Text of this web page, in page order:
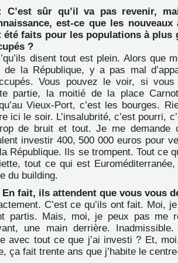
C’est sûr qu’il va pas revenir,
est-ce que les nouveaux
été faits pour les populations à plus
?
disent tout est plein. Alors que
de la République, y a pas mal
Vous pouvez le voir, si
partie, la moitié de la place
Vieux-Port, c’est les bourges.
ici le soir. L’insalubrité, c’est pourri,
de bruit et tout. Je me demande
investir 400, 500 000 euros pour
République. Ils se trompent. Tout ce
tout ce qui est
du building.
En fait, ils attendent que vous vous
C’est ce qu’ils ont fait. Moi,
partis. Mais, moi, je peux pas me
une main derrière.
avec tout ce que j’ai investi ? Et,
ça fait trente ans que j’habite le